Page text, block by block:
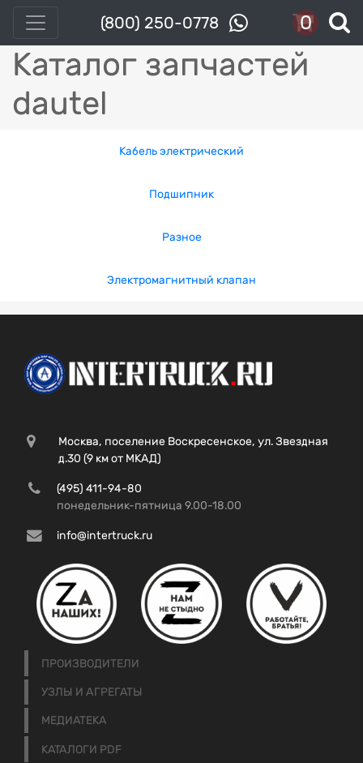
(800) 250-0778 0
Каталог запчастей
dautel
Кабель электрический
Подшипник
Разное
Электромагнитный клапан
Москва, поселение Воскресенское, ул. Звездная
д.30 (9 км от МКАД)
(495) 411-94-80
понедельник-пятница 9.00-18.00
info@intertruck.ru
ПРОИЗВОДИТЕЛИ
УЗЛЫ И АГРЕГАТЫ
МЕДИАТЕКА
КАТАЛОГИ PDF